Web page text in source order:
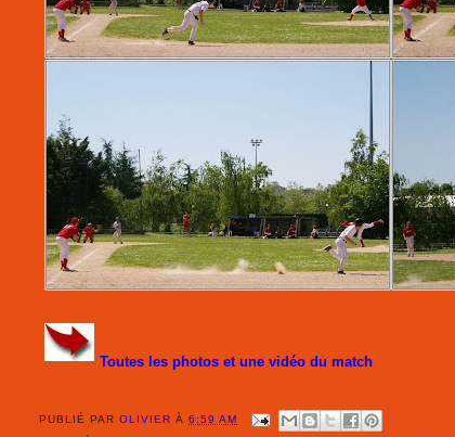
Toutes les photos et une vidéo du match
PUBLIÉ PAROLIVIER À6:59 AM